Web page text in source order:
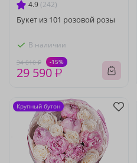
4.9 (242)
Букет из 101 розовой розы
В наличии
34 810 ₽ -15%
29 590 ₽
Крупный бутон